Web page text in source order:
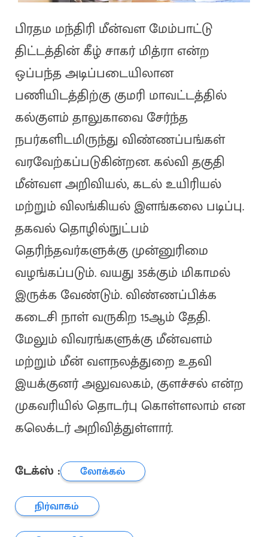
பிரதம மந்திரி மீன்வள மேம்பாட்டு
திட்டத்தின் கீழ் சாகர் மித்ரா என்ற
ஒப்பந்த அடிப்படையிலான
பணியிடத்திற்கு குமரி மாவட்டத்தில்
கல்குளம் தாலுகாவை சேர்ந்த
நபர்களிடமிருந்து விண்ணப்பங்கள்
வரவேற்கப்படுகின்றன. கல்வி தகுதி
மீன்வள அறிவியல், கடல் உயிரியல்
மற்றும் விலங்கியல் இளங்கலை படிப்பு.
தகவல் தொழில்நுட்பம்
தெரிந்தவர்களுக்கு முன்னுரிமை
வழங்கப்படும். வயது 35க்கும் மிகாமல்
இருக்க வேண்டும். விண்ணப்பிக்க
கடைசி நாள் வருகிற 15ஆம் தேதி.
மேலும் விவரங்களுக்கு மீன்வளம்
மற்றும் மீன் வளநலத்துறை உதவி
இயக்குனர் அலுவலகம், குளச்சல் என்ற
முகவரியில் தொடர்பு கொள்ளலாம் என
கலெக்டர் அறிவித்துள்ளார்.
டேக்ஸ் :
லோக்கல்
நிர்வாகம்